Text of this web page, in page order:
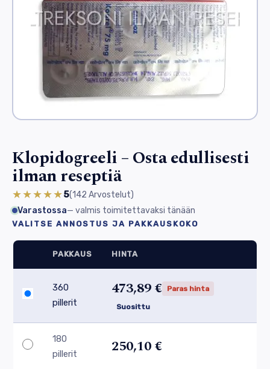
Klopidogreeli – Osta edullisesti
ilman reseptiä
★★★★★5(142 Arvostelut)
Varastossa— valmis toimitettavaksi tänään
VALITSE ANNOSTUS JA PAKKAUSKOKO
PAKKAUS HINTA
360
pillerit
473,89 € Paras hinta
Suosittu
180
pillerit
250,10 €